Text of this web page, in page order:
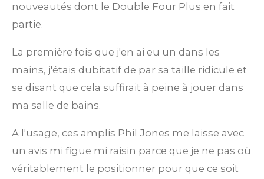
nouveautés dont le Double Four Plus en fait
partie.
La première fois que j'en ai eu un dans les
mains, j'étais dubitatif de par sa taille ridicule et
se disant que cela suffirait à peine à jouer dans
ma salle de bains.
A l'usage, ces amplis Phil Jones me laisse avec
un avis mi figue mi raisin parce que je ne pas où
véritablement le positionner pour que ce soit